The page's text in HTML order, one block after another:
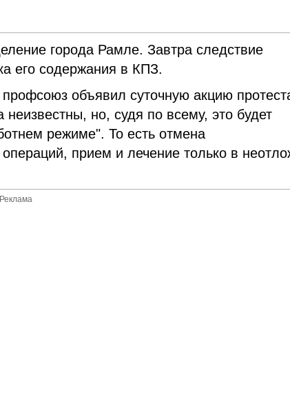
города Рамле. Завтра следствие
его содержания в КПЗ.
объявил суточную акцию
неизвестны, но, судя по всему, это будет
режиме". То есть отмена
прием и лечение только в
Реклама